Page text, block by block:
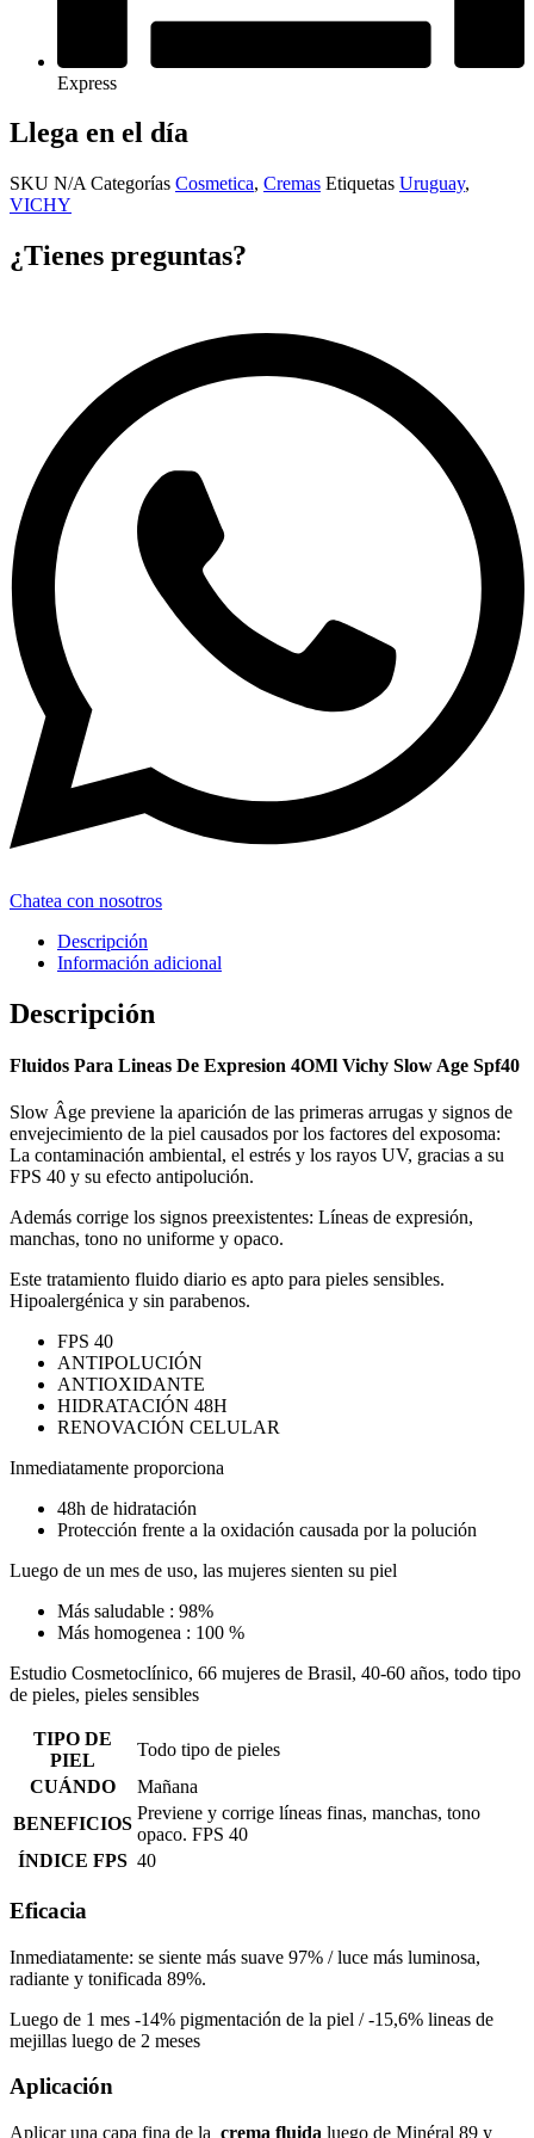
Express
Llega en el día
SKU N/A Categorías Cosmetica, Cremas Etiquetas Uruguay,
VICHY
¿Tienes preguntas?
Chatea con nosotros
Descripción
Información adicional
Descripción
Fluidos Para Lineas De Expresion 4OMl Vichy Slow Age Spf40
Slow Âge previene la aparición de las primeras arrugas y signos de
envejecimiento de la piel causados por los factores del exposoma:
La contaminación ambiental, el estrés y los rayos UV, gracias a su
FPS 40 y su efecto antipolución.
Además corrige los signos preexistentes: Líneas de expresión,
manchas, tono no uniforme y opaco.
Este tratamiento fluido diario es apto para pieles sensibles.
Hipoalergénica y sin parabenos.
FPS 40
ANTIPOLUCIÓN
ANTIOXIDANTE
HIDRATACIÓN 48H
RENOVACIÓN CELULAR
Inmediatamente proporciona
48h de hidratación
Protección frente a la oxidación causada por la polución
Luego de un mes de uso, las mujeres sienten su piel
Más saludable : 98%
Más homogenea : 100 %
Estudio Cosmetoclínico, 66 mujeres de Brasil, 40-60 años, todo tipo
de pieles, pieles sensibles
TIPO DE
PIEL
Todo tipo de pieles
CUÁNDO
Mañana
BENEFICIOS
Previene y corrige líneas finas, manchas, tono
opaco. FPS 40
ÍNDICE FPS 40
Eficacia
Inmediatamente: se siente más suave 97% / luce más luminosa,
radiante y tonificada 89%.
Luego de 1 mes -14% pigmentación de la piel / -15,6% lineas de
mejillas luego de 2 meses
Aplicación
Aplicar una capa fina de la crema fluida luego de Minéral 89 y